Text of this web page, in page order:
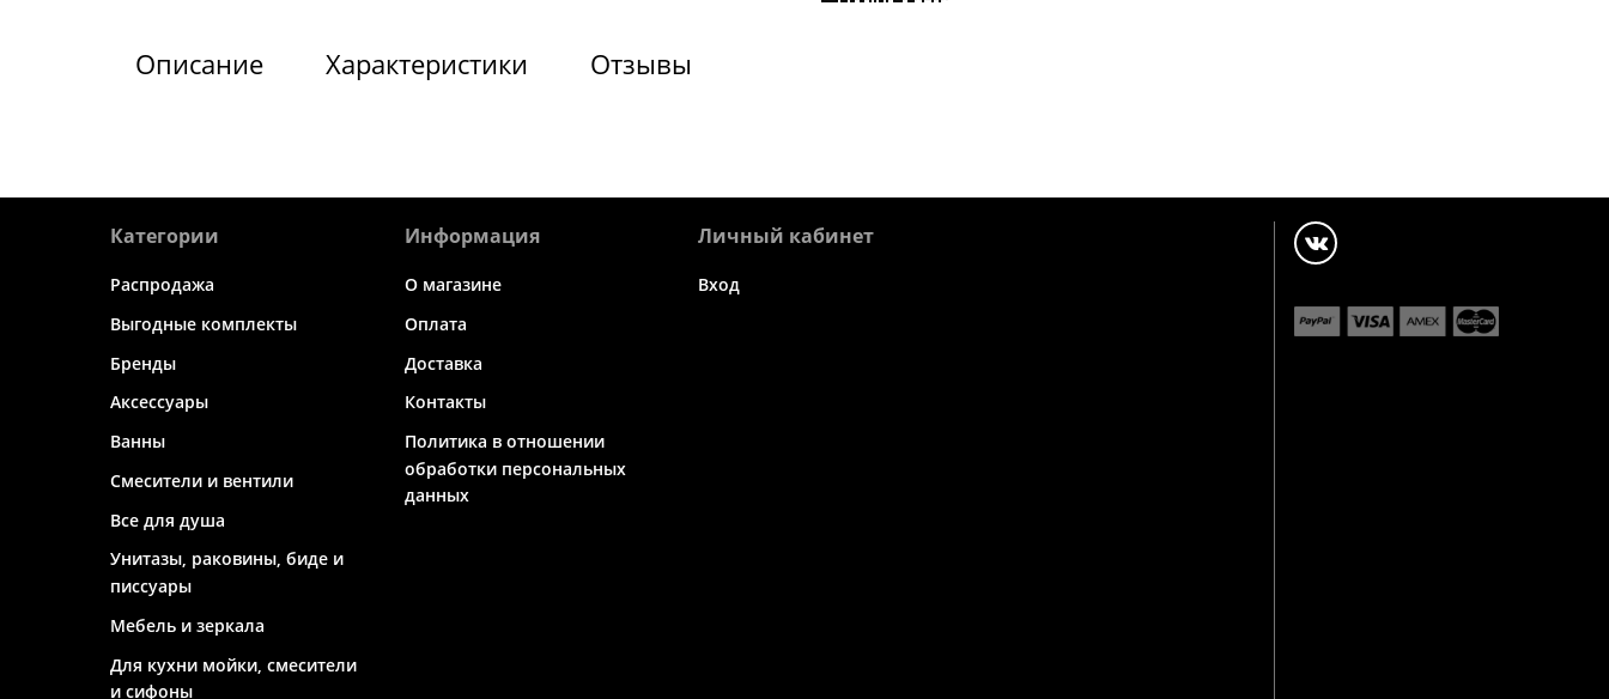
Описание Характеристики Отзывы
Категории
Распродажа
Выгодные комплекты
Бренды
Аксессуары
Ванны
Смесители и вентили
Все для душа
Унитазы, раковины, биде и
писсуары
Мебель и зеркала
Для кухни мойки, смесители
и сифоны
Информация
О магазине
Оплата
Доставка
Контакты
Политика в отношении
обработки персональных
данных
Личный кабинет
Вход